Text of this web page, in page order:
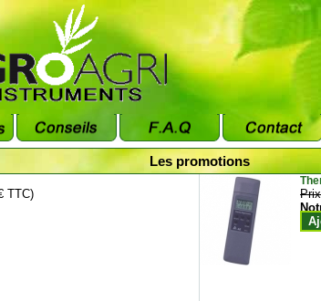
Les promotions
TTC)